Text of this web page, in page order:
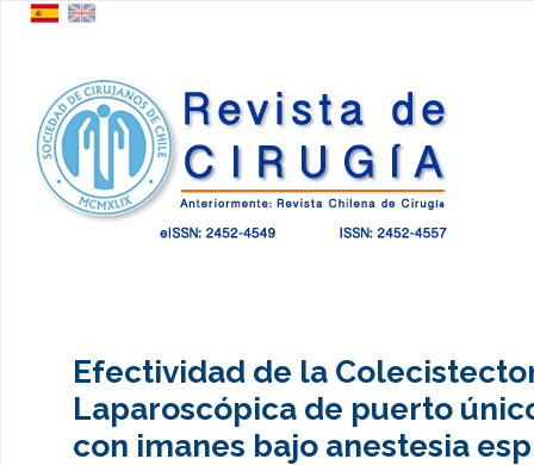
Efectividad de la
Laparoscópica de puerto
con imanes bajo anestesia